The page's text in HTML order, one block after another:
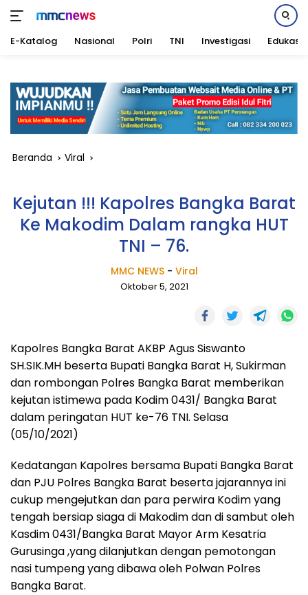
konten
E-Katalog Nasional Polri TNI Investigasi Edukasi
Beranda Viral
Kejutan !!! Kapolres Bangka Barat
Ke Makodim Dalam rangka HUT
TNI – 76.
MMC NEWS- Viral
Oktober 5, 2021
Kapolres Bangka Barat AKBP Agus Siswanto
SH.SIK.MH beserta Bupati Bangka Barat H, Sukirman
dan rombongan Polres Bangka Barat memberikan
kejutan istimewa pada Kodim 0431/ Bangka Barat
dalam peringatan HUT ke-76 TNI. Selasa
(05/10/2021)
Kedatangan Kapolres bersama Bupati Bangka Barat
dan PJU Polres Bangka Barat beserta jajarannya ini
cukup mengejutkan dan para perwira Kodim yang
tengah bersiap siaga di Makodim dan di sambut oleh
Kasdim 0431/Bangka Barat Mayor Arm Kesatria
Gurusinga ,yang dilanjutkan dengan pemotongan
nasi tumpeng yang dibawa oleh Polwan Polres
Bangka Barat.